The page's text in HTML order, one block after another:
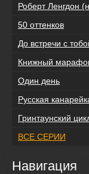
Роберт Ленгдон
50 оттенков
До встречи с
Книжный
Один день
Русская
Гринтаунский
ВСЕ СЕРИИ
Навигация